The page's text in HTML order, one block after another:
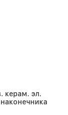
керам. эл.